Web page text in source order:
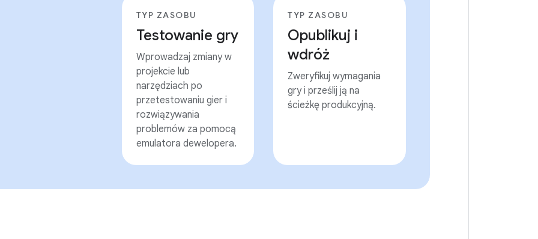
TYP ZASOBU
Testowanie gry
Wprowadzaj zmiany w
projekcie lub
narzędziach po
przetestowaniu gier i
rozwiązywania
problemów za pomocą
emulatora dewelopera.
TYP ZASOBU
Opublikuj i
wdróż
Zweryfikuj wymagania
gry i prześlij ją na
ścieżkę produkcyjną.